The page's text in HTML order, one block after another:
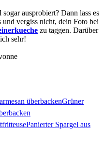
ausprobiert? Dann lass es
vergiss nicht, dein Foto bei
zu taggen. Darüber
sehr!
Grüner
Panierter Spargel aus